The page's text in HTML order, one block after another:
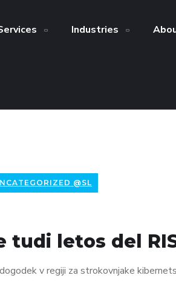
Industries
@SL
tudi letos del
v regiji za strokovnjake